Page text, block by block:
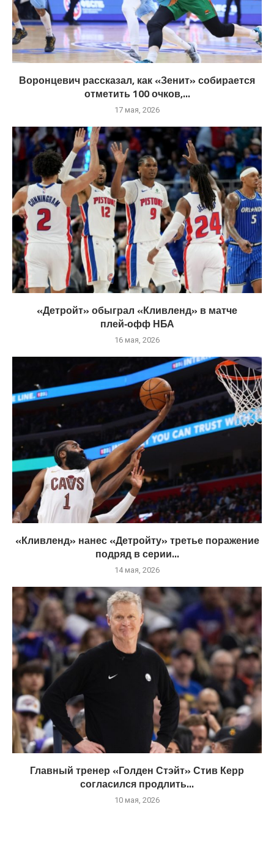
Воронцевич рассказал, как «Зенит» собирается
отметить 100 очков,...
17 мая, 2026
«Детройт» обыграл «Кливленд» в матче
плей‑офф НБА
16 мая, 2026
«Кливленд» нанес «Детройту» третье поражение
подряд в серии...
14 мая, 2026
Главный тренер «Голден Стэйт» Стив Керр
согласился продлить...
10 мая, 2026